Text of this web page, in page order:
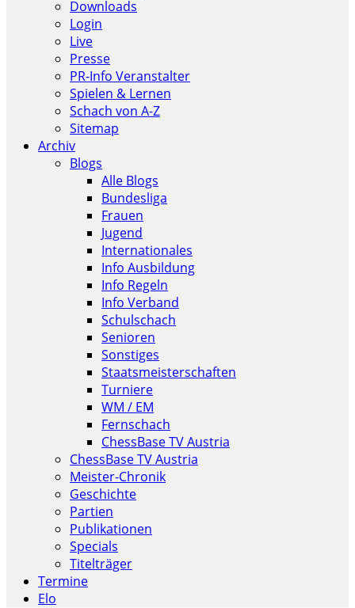
Downloads
Login
Live
Presse
PR-Info Veranstalter
Spielen & Lernen
Schach von A-Z
Sitemap
Archiv
Blogs
Alle Blogs
Bundesliga
Frauen
Jugend
Internationales
Info Ausbildung
Info Regeln
Info Verband
Schulschach
Senioren
Sonstiges
Staatsmeisterschaften
Turniere
WM / EM
Fernschach
ChessBase TV Austria
ChessBase TV Austria
Meister-Chronik
Geschichte
Partien
Publikationen
Specials
Titelträger
Termine
Elo